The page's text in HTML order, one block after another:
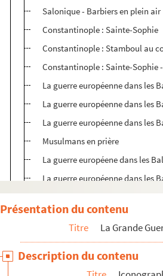
Salonique - Barbiers en plein air
Constantinople : Sainte-Sophie
Constantinople : Stamboul au
Constantinople : Sainte-Sophie
La guerre européenne dans les
La guerre européenne dans les
La guerre européenne dans les
Musulmans en prière
La guerre européene dans les
La guerre européenne dans les
[Ablutions devant la mosquée ?]
La guerre européenne dans
La guerre européenne dans les
[À l'intérieur d'un harem ?]
Présentation du contenu
Titre La Grande
Description du contenu